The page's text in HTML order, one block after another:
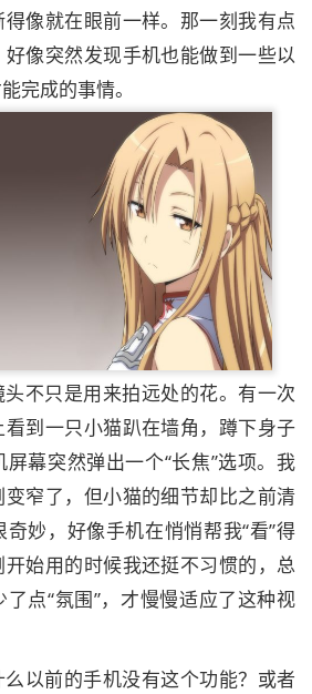
像就在眼前一样。那一刻我有点
像突然发现手机也能做到一些以
完成的事情。
不只是用来拍远处的花。有一次
到一只小猫趴在墙角，蹲下身子
幕突然弹出一个“长焦”选项。我
窄了，但小猫的细节却比之前清
妙，好像手机在悄悄帮我“看”得
始用的时候我还挺不习惯的，总
点“氛围”，才慢慢适应了这种视
以前的手机没有这个功能？或者